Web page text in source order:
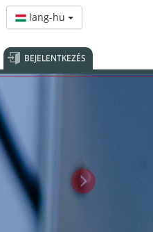
lang-hu
BEJELENTKEZÉS